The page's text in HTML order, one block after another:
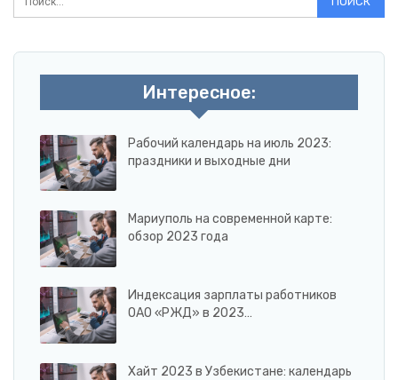
Интересное:
Рабочий календарь на июль 2023:
праздники и выходные дни
Мариуполь на современной карте:
обзор 2023 года
Индексация зарплаты работников
ОАО «РЖД» в 2023…
Хайт 2023 в Узбекистане: календарь